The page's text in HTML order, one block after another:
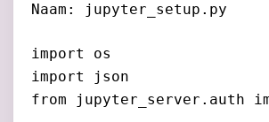
Naam: jupyter_setup.py
import os
import json
from jupyter_server.auth